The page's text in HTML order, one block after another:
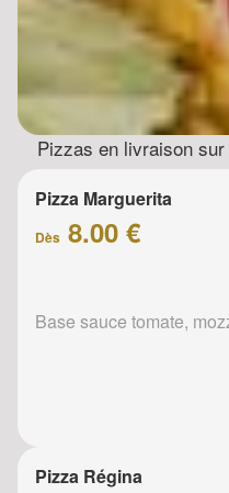
Pizzas en livraison
Pizza Marguerita
Dès 8.00 €
Base sauce tomate,
Pizza Régina